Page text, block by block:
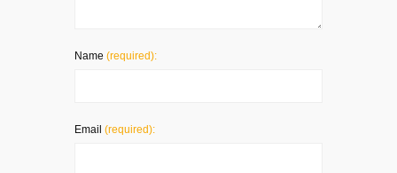
Name (required):
Email (required):